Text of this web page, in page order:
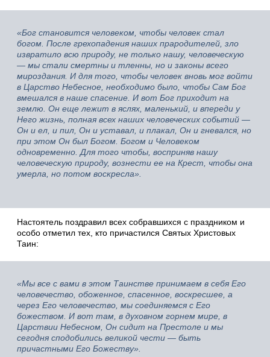
«Бог становится человеком, чтобы человек стал
богом. После грехопадения наших прародителей, зло
извратило всю природу, не только нашу, человеческую
— мы стали смертны и тленны, но и законы всего
мироздания. И для того, чтобы человек вновь мог войти
в Царство Небесное, необходимо было, чтобы Сам Бог
вмешался в наше спасение. И вот Бог приходит на
землю. Он еще лежит в яслях, маленький, и впереди у
Него жизнь, полная всех наших человеческих событий —
Он и ел, и пил, Он и уставал, и плакал, Он и гневался, но
при этом Он был Богом. Богом и Человеком
одновременно. Для того чтобы, восприняв нашу
человеческую природу, вознести ее на Крест, чтобы она
умерла, но потом воскресла».
Настоятель поздравил всех собравшихся с праздником и
особо отметил тех, кто причастился Святых Христовых
Таин:
«Мы все с вами в этом Таинстве принимаем в себя Его
человечество, обоженное, спасенное, воскресшее, а
через Его человечество, мы соединяемся с Его
божеством. И вот там, в духовном горнем мире, в
Царствии Небесном, Он сидит на Престоле и мы
сегодня сподобились великой чести — быть
причастными Его Божеству».